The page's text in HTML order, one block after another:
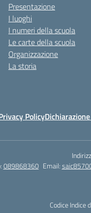
Presentazione
I luoghi
I numeri della scuola
Le carte della scuola
Organizzazione
La storia
Policy
089868360 Email:
Codice Indice